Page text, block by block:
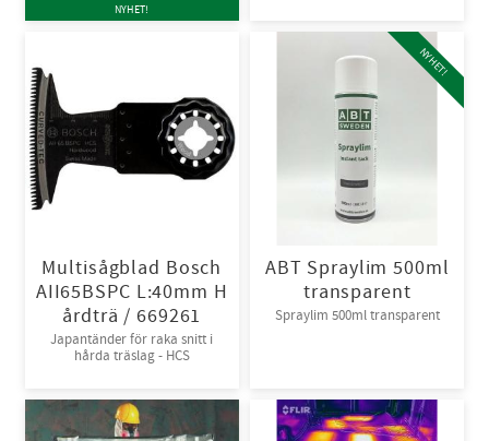
NYHET!
Multisågblad Bosch
AII65BSPC L:40mm H
årdträ / 669261
Japantänder för raka snitt i
hårda träslag - HCS
ABT Spraylim 500ml
transparent
Spraylim 500ml transparent
NYHET!